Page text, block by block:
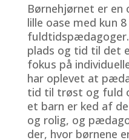
Børnehjørnet er
lille oase med kun
plads og tid til det
fokus på
har oplevet at
tid til trøst og fuld
et barn er ked af
og rolig, og
der, hvor børnene